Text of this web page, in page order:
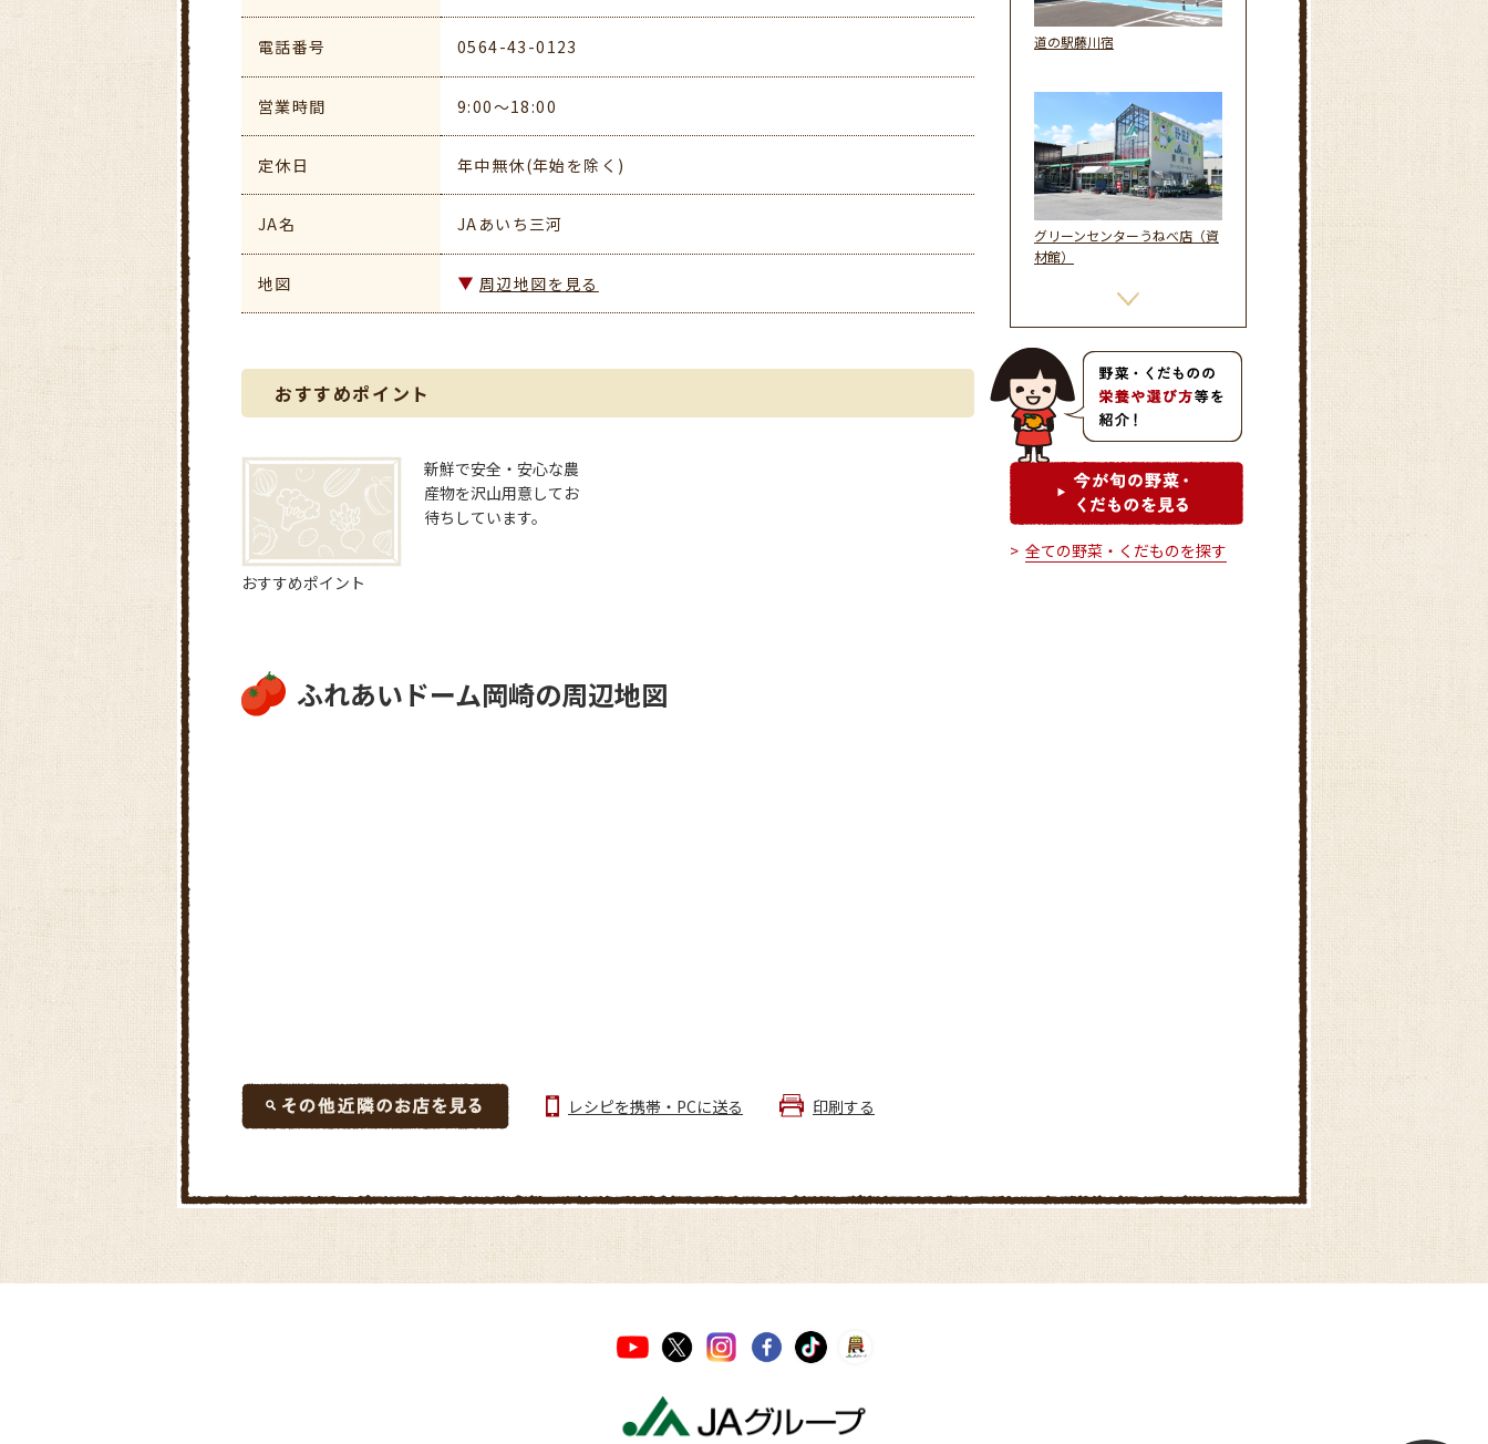
電話番号 0564-43-0123
営業時間 9:00～18:00
定休日 年中無休(年始を除く)
JA名 JAあいち三河
地図 周辺地図を見る
おすすめポイント
おすすめポイント
新鮮で安全・安心な農
産物を沢山用意してお
待ちしています。
ふれあいドーム岡崎の周辺地図
レシピを携帯・PCに送る 印刷する
道の駅藤川宿
グリーンセンターうねべ店（資
材館）
憩の農園ファーマーズガーデン
憩の農園ファーマーズマーケッ
全ての野菜・くだものを探す